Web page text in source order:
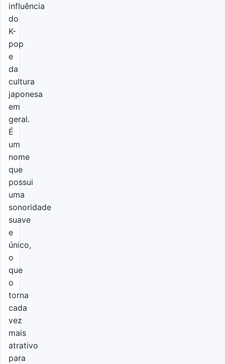
influência
do
K-
pop
e
da
cultura
japonesa
em
geral.
É
um
nome
que
possui
uma
sonoridade
suave
e
único,
o
que
o
torna
cada
vez
mais
atrativo
para